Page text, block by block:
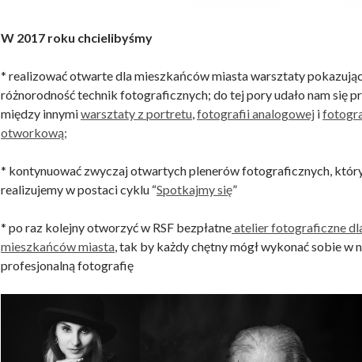
W 2017 roku chcielibyśmy
* realizować otwarte dla mieszkańców miasta warsztaty
różnorodność technik fotograficznych; do tej pory udało nam się
między innymiwarsztaty z portretu fotografii analogowej i
otworkową;
* kontynuować zwyczaj otwartych plenerów fotograficznych,
realizujemy w postaci cyklu “Spotkajmy się”
* po raz kolejny otworzyć w RSF bezpłatneatelier fotograficzne
mieszkańców miasta , tak by każdy chętny mógł wykonać sobie w
profesjonalną fotografię